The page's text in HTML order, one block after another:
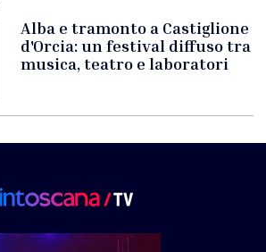
Alba e tramonto a Castiglione
d'Orcia: un festival diffuso tra
musica, teatro e laboratori